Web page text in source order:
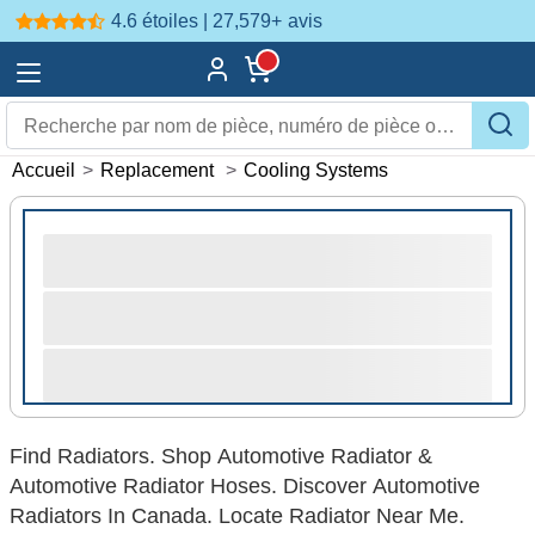
4.6 étoiles | 27,579+ avis
Accueil > Replacement > Cooling Systems
Find Radiators. Shop Automotive Radiator &
Automotive Radiator Hoses. Discover Automotive
Radiators In Canada. Locate Radiator Near Me.